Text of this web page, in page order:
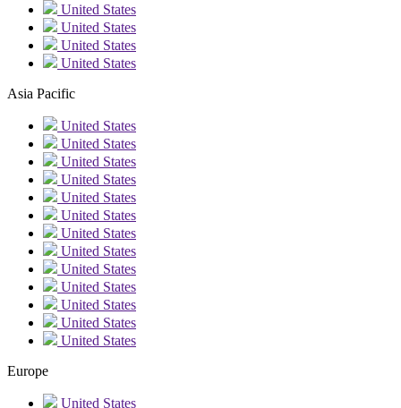
United States
United States
United States
United States
Asia Pacific
United States
United States
United States
United States
United States
United States
United States
United States
United States
United States
United States
United States
United States
Europe
United States